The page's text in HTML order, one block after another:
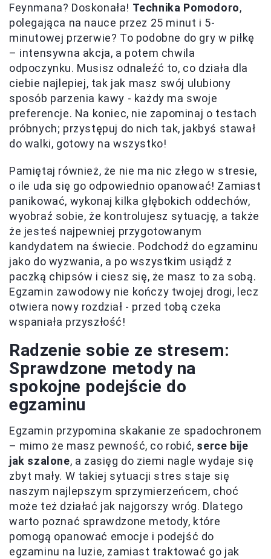
Feynmana? Doskonała! Technika Pomodoro,
polegająca na nauce przez 25 minut i 5-
minutowej przerwie? To podobne do gry w piłkę
– intensywna akcja, a potem chwila
odpoczynku. Musisz odnaleźć to, co działa dla
ciebie najlepiej, tak jak masz swój ulubiony
sposób parzenia kawy - każdy ma swoje
preferencje. Na koniec, nie zapominaj o testach
próbnych; przystępuj do nich tak, jakbyś stawał
do walki, gotowy na wszystko!
Pamiętaj również, że nie ma nic złego w stresie,
o ile uda się go odpowiednio opanować! Zamiast
panikować, wykonaj kilka głębokich oddechów,
wyobraź sobie, że kontrolujesz sytuację, a także
że jesteś najpewniej przygotowanym
kandydatem na świecie. Podchodź do egzaminu
jako do wyzwania, a po wszystkim usiądź z
paczką chipsów i ciesz się, że masz to za sobą.
Egzamin zawodowy nie kończy twojej drogi, lecz
otwiera nowy rozdział - przed tobą czeka
wspaniała przyszłość!
Radzenie sobie ze stresem:
Sprawdzone metody na
spokojne podejście do
egzaminu
Egzamin przypomina skakanie ze spadochronem
– mimo że masz pewność, co robić, serce bije
jak szalone, a zasięg do ziemi nagle wydaje się
zbyt mały. W takiej sytuacji stres staje się
naszym najlepszym sprzymierzeńcem, choć
może też działać jak najgorszy wróg. Dlatego
warto poznać sprawdzone metody, które
pomogą opanować emocje i podejść do
egzaminu na luzie, zamiast traktować go jak